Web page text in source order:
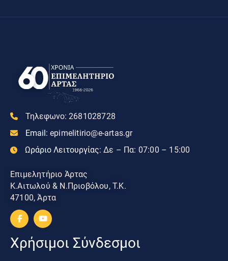
Τηλεφωνο: 2681028728
Email: epimelitirio@e-artas.gr
Ωράριο Λειτουργίας: Δε – Πα: 07:00 – 15:00
Επιμελητήριο Άρτας
Κ.Αιτωλού & Ν.Πριοβόλου, Τ.Κ.
47100, Άρτα
Χρήσιμοι Σύνδεσμοι